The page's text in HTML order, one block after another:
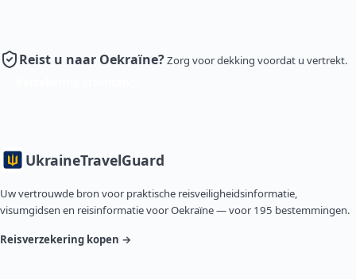
Reist u naar Oekraïne?Zorg voor dekking voordat u vertrekt.
UkraineTravelGuard
Uw vertrouwde bron voor praktische reisveiligheidsinformatie,
visumgidsen en reisinformatie voor Oekraïne — voor 195 bestemmingen.
Reisverzekering kopen →